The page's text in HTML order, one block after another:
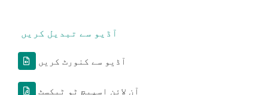
آڈیو سے تبدیل کریں
آڈیو سے کنورٹ کریں
آن لائن اسپیچ ٹو ٹیکسٹ